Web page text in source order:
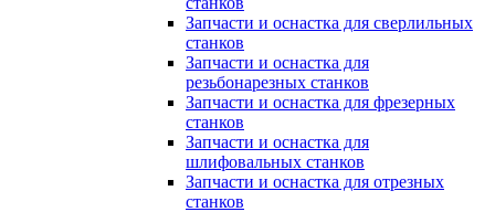
Запчасти и оснастка для сверлильных
станков
Запчасти и оснастка для
резьбонарезных станков
Запчасти и оснастка для фрезерных
станков
Запчасти и оснастка для
шлифовальных станков
Запчасти и оснастка для отрезных
станков